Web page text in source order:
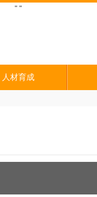
" "
人材育成